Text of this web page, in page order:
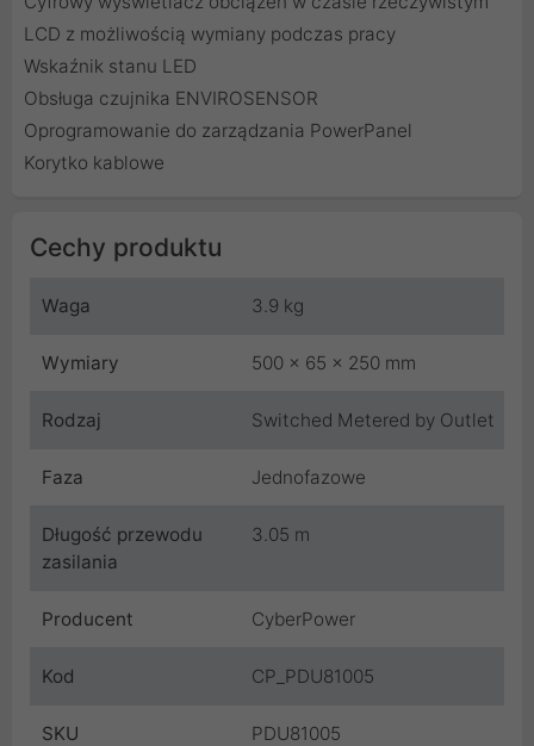
LCD z możliwością wymiany podczas pracy
Wskaźnik stanu LED
Obsługa czujnika ENVIROSENSOR
Oprogramowanie do zarządzania PowerPanel
Korytko kablowe
Cechy produktu
Waga 3.9 kg
Wymiary 500 x 65 x 250 mm
Rodzaj Switched Metered by Outlet
Faza Jednofazowe
Długość przewodu
zasilania
3.05 m
Producent CyberPower
Kod CP_PDU81005
SKU PDU81005